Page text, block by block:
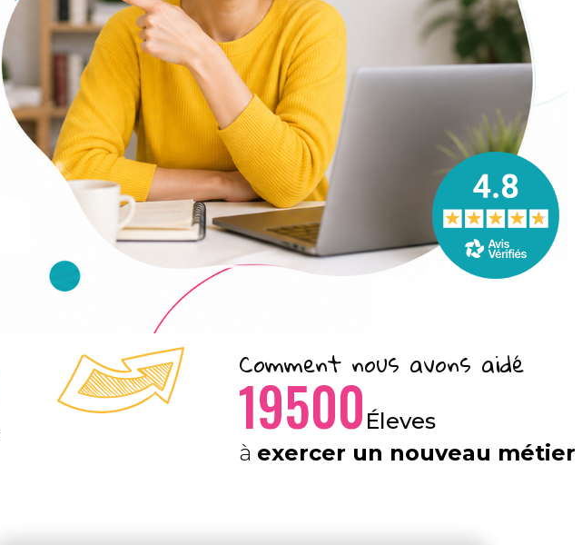
Comment nous avons aidé
19500 Éleves
à exercer un nouveau métier